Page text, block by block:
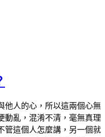
他人的心，所以這兩個心無
動亂，混淆不清，毫無真理
管這個人怎麼講，另一個就